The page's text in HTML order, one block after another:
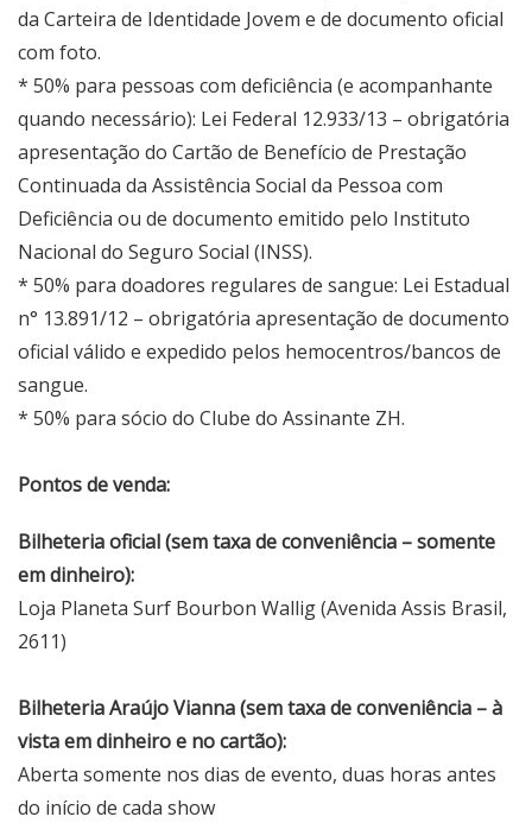
da Carteira de Identidade Jovem e de documento oficial
com foto.
* 50% para pessoas com deficiência (e acompanhante
quando necessário): Lei Federal 12.933/13 – obrigatória
apresentação do Cartão de Benefício de Prestação
Continuada da Assistência Social da Pessoa com
Deficiência ou de documento emitido pelo Instituto
Nacional do Seguro Social (INSS).
* 50% para doadores regulares de sangue: Lei Estadual
n° 13.891/12 – obrigatória apresentação de documento
oficial válido e expedido pelos hemocentros/bancos de
sangue.
* 50% para sócio do Clube do Assinante ZH.
Pontos de venda:
Bilheteria oficial (sem taxa de conveniência – somente
em dinheiro):
Loja Planeta Surf Bourbon Wallig (Avenida Assis Brasil,
2611)
Bilheteria Araújo Vianna (sem taxa de conveniência – à
vista em dinheiro e no cartão):
Aberta somente nos dias de evento, duas horas antes
do início de cada show